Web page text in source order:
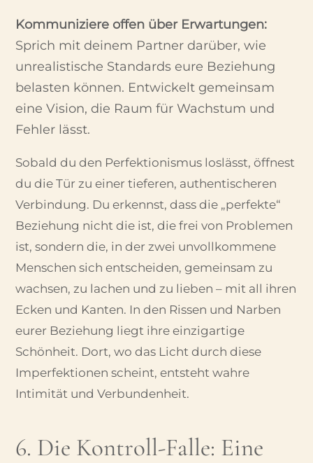
Kommuniziere offen über Erwartungen:
Sprich mit deinem Partner darüber, wie
unrealistische Standards eure Beziehung
belasten können. Entwickelt gemeinsam
eine Vision, die Raum für Wachstum und
Fehler lässt.
Sobald du den Perfektionismus loslässt, öffnest
du die Tür zu einer tieferen, authentischeren
Verbindung. Du erkennst, dass die „perfekte“
Beziehung nicht die ist, die frei von Problemen
ist, sondern die, in der zwei unvollkommene
Menschen sich entscheiden, gemeinsam zu
wachsen, zu lachen und zu lieben – mit all ihren
Ecken und Kanten. In den Rissen und Narben
eurer Beziehung liegt ihre einzigartige
Schönheit. Dort, wo das Licht durch diese
Imperfektionen scheint, entsteht wahre
Intimität und Verbundenheit.
6. Die Kontroll-Falle: Eine